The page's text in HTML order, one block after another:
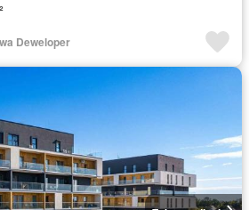
Deweloper